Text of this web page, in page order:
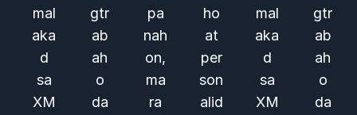
mal
aka
d
sa
XM
gtr
ab
ah
o
da
pa
nah
on,
ma
ra
ho
at
per
son
alid
mal
aka
d
sa
XM
gtr
ab
ah
o
da